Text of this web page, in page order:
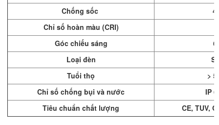
Chống sốc
Chỉ số hoàn màu (CRI)
Góc chiếu sáng
Loại đèn
Tuổi thọ
>
Chỉ số chống bụi và nước
IP
Tiêu chuẩn chất lượng
CE, TUV,